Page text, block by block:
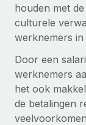
Hoe
Phiture, een
mobiele
Meer
houden met
culturele
werknemers
Door een
werknemers
het ook
de betalingen